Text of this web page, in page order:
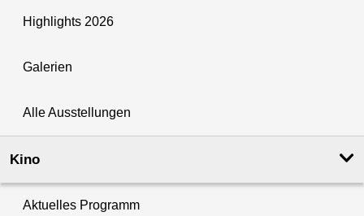
Highlights 2026
Galerien
Alle Ausstellungen
Kino
Aktuelles Programm